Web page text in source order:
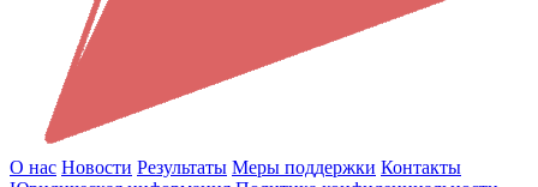
О нас Новости Результаты Меры поддержки Контакты